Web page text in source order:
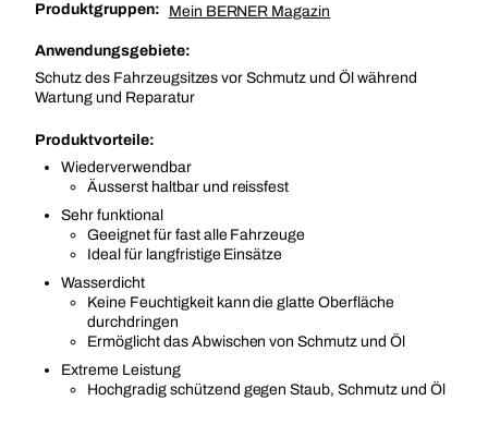
Produktgruppen: Mein BERNER Magazin
Anwendungsgebiete:
Schutz des Fahrzeugsitzes vor Schmutz und Öl während
Wartung und Reparatur
Produktvorteile:
Wiederverwendbar
Äusserst haltbar und reissfest
Sehr funktional
Geeignet für fast alle Fahrzeuge
Ideal für langfristige Einsätze
Wasserdicht
Keine Feuchtigkeit kann die glatte Oberfläche
durchdringen
Ermöglicht das Abwischen von Schmutz und Öl
Extreme Leistung
Hochgradig schützend gegen Staub, Schmutz und Öl